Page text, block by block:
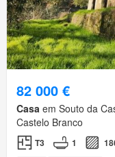
82 000 €
Casa em Souto da
Castelo Branco
T3 1